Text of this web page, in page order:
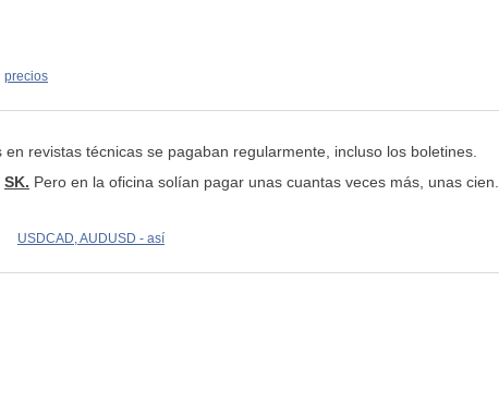
precios
revistas técnicas se pagaban regularmente, incluso los boletines.
SK. Pero en la oficina solían pagar unas cuantas veces más, unas cien.
USDCAD, AUDUSD - así